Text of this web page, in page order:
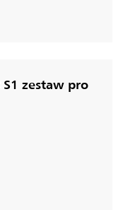
S1 zestaw pro